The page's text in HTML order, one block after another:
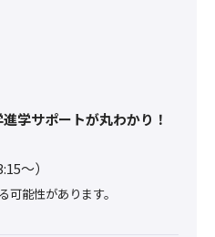
学サポートが丸わかり！
～）
能性があります。